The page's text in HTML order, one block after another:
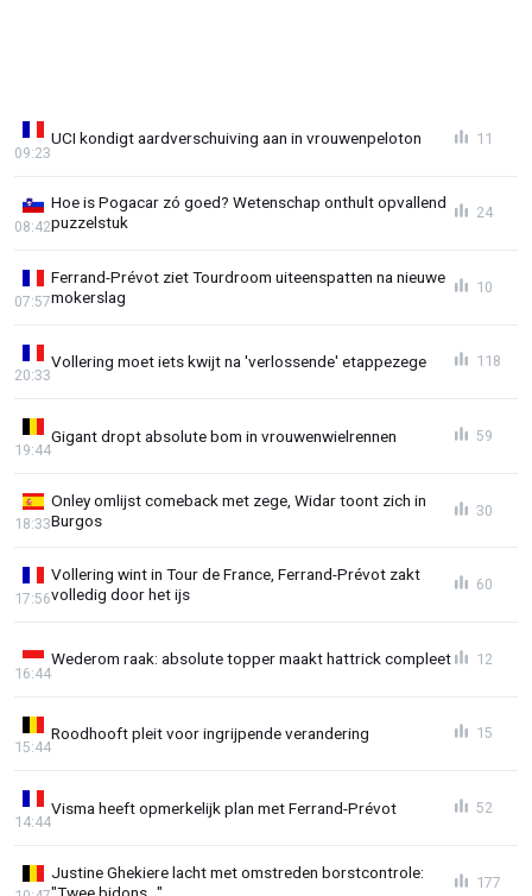
UCI kondigt aardverschuiving aan in vrouwenpeloton
09:23
11
Hoe is Pogacar zó goed? Wetenschap onthult opvallend
puzzelstuk
08:42
24
Ferrand-Prévot ziet Tourdroom uiteenspatten na nieuwe
mokerslag
07:57
10
Vollering moet iets kwijt na 'verlossende' etappezege
20:33
118
Gigant dropt absolute bom in vrouwenwielrennen
19:44
59
Onley omlijst comeback met zege, Widar toont zich in
Burgos
18:33
30
Vollering wint in Tour de France, Ferrand-Prévot zakt
volledig door het ijs
17:56
60
Wederom raak: absolute topper maakt hattrick compleet
16:44
12
Roodhooft pleit voor ingrijpende verandering
15:44
15
Visma heeft opmerkelijk plan met Ferrand-Prévot
14:44
52
Justine Ghekiere lacht met omstreden borstcontrole:
"Twee bidons..."
177